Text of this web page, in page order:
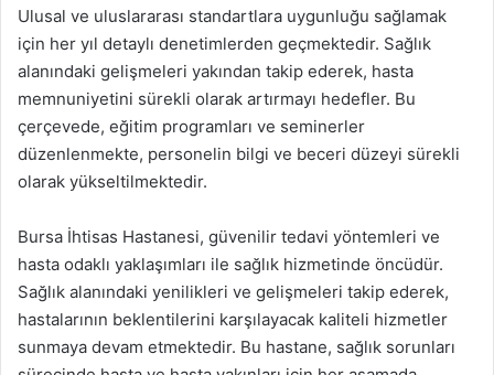
Ulusal ve uluslararası standartlara uygunluğu sağlamak
için her yıl detaylı denetimlerden geçmektedir. Sağlık
alanındaki gelişmeleri yakından takip ederek, hasta
memnuniyetini sürekli olarak artırmayı hedefler. Bu
çerçevede, eğitim programları ve seminerler
düzenlenmekte, personelin bilgi ve beceri düzeyi sürekli
olarak yükseltilmektedir.
Bursa İhtisas Hastanesi, güvenilir tedavi yöntemleri ve
hasta odaklı yaklaşımları ile sağlık hizmetinde öncüdür.
Sağlık alanındaki yenilikleri ve gelişmeleri takip ederek,
hastalarının beklentilerini karşılayacak kaliteli hizmetler
sunmaya devam etmektedir. Bu hastane, sağlık sorunları